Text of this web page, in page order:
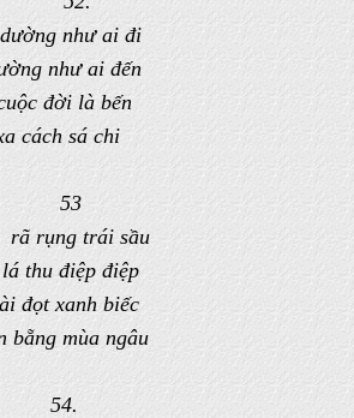
như ai đi
như ai đến
đời là bến
cách sá chi
53
rụng trái sầu
lá thu điệp điệp
đọt xanh biếc
bẵng mùa ngâu
54.